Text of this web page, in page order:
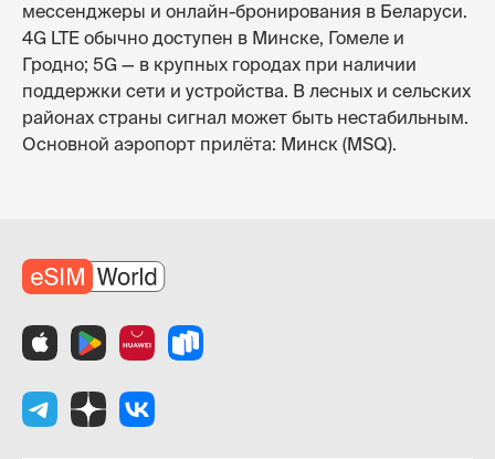
мессенджеры и онлайн-бронирования в Беларуси.
4G LTE обычно доступен в Минске, Гомеле и
Гродно; 5G — в крупных городах при наличии
поддержки сети и устройства. В лесных и сельских
районах страны сигнал может быть нестабильным.
Основной аэропорт прилёта: Минск (MSQ).